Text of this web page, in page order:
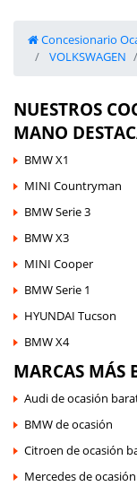
Concesionario
VOLKSWAGEN
NUESTROS
MANO
BMW X1
MINI Countryman
BMW Serie 3
BMW X3
MINI Cooper
BMW Serie 1
HYUNDAI Tucson
BMW X4
MARCAS MÁS
Audi de ocasión
BMW de ocasión
Citroen de ocasión
Mercedes de